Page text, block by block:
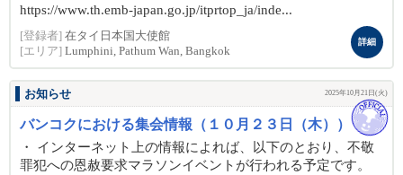
https://www.th.emb-japan.go.jp/itprtop_ja/inde...
[登録者] 在タイ日本国大使館
[エリア] Lumphini, Pathum Wan, Bangkok
詳細
お知らせ 2025年10月21日(火)
バンコクにおける集会情報（１０月２３日（木））
・ インターネット上の情報によれば、以下のとおり、不敬
罪犯への恩赦要求マラソンイベントが行われる予定です。